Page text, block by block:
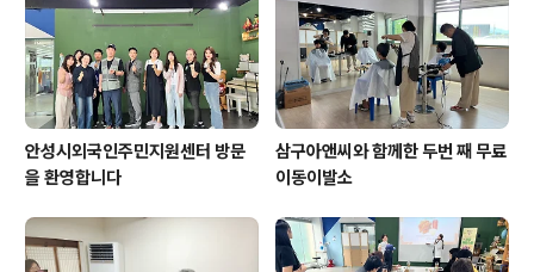
안성시외국인주민지원센터 방문
을 환영합니다
삼구아앤씨와 함께한 두번 째 무료
이동이발소